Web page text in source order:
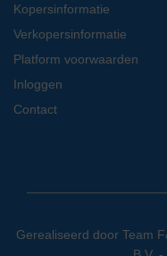
Kopersinformatie
Verkopersinformatie
Platform voorwaarden
Inloggen
Contact
Gerealiseerd door Team